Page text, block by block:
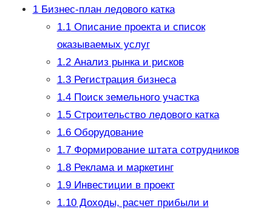
1Бизнес-план ледового катка
1.1Описание проекта и список
оказываемых услуг
1.2Анализ рынка и рисков
1.3Регистрация бизнеса
1.4Поиск земельного участка
1.5Строительство ледового катка
1.6Оборудование
1.7Формирование штата сотрудников
1.8Реклама и маркетинг
1.9Инвестиции в проект
1.10Доходы, расчет прибыли и